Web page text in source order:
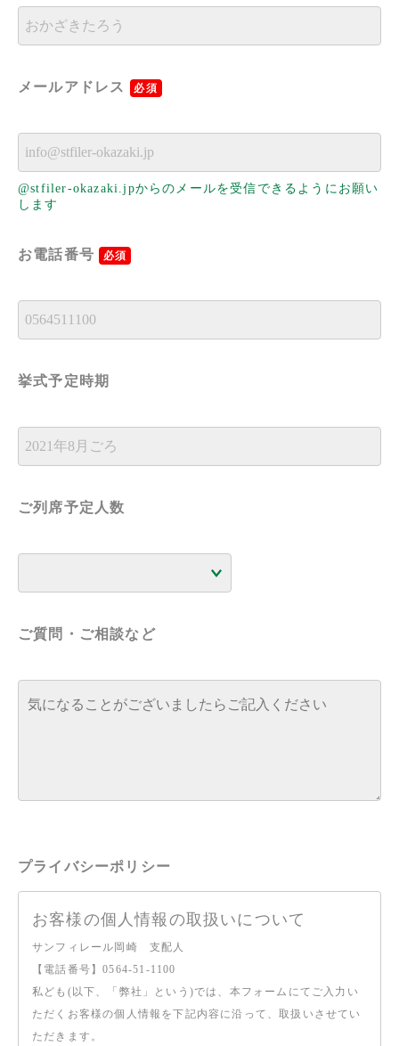
メールアドレス 必須
@stfiler-okazaki.jpからのメールを受信できるようにお願い
します
お電話番号 必須
挙式予定時期
ご列席予定人数
ご質問・ご相談など
プライバシーポリシー
お客様の個人情報の取扱いについて
サンフィレール岡崎 支配人
【電話番号】0564-51-1100
私ども(以下、「弊社」という)では、本フォームにてご入力い
ただくお客様の個人情報を下記内容に沿って、取扱いさせてい
ただきます。